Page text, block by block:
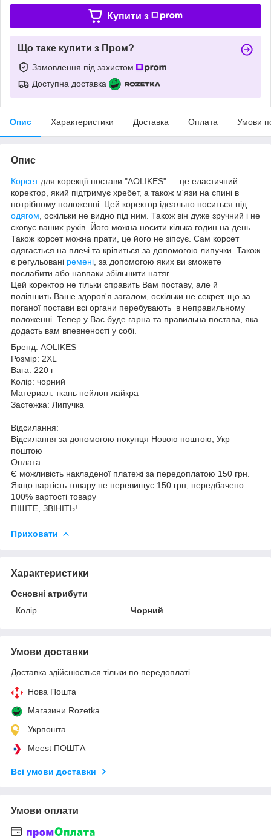
Купити з
Що таке купити з Пром?
Замовлення під захистом
Доступна доставка
Опис Характеристики Доставка Оплата Умови
Опис
Корсетдля корекції постави "AOLIKES" — це еластичний
коректор, який підтримує хребет, а також м'язи на спині в
потрібному положенні. Цей коректор ідеально носиться під
одягом , оскільки не видно під ним. Також він дуже зручний і не
сковує ваших рухів. Його можна носити кілька годин на день.
Також корсет можна прати, це його не зіпсує. Сам корсет
одягається на плечі та кріпиться за допомогою липучки. Також
є регульовані ремені , за допомогою яких ви зможете
послабити або навпаки збільшити натяг.
Цей коректор не тільки справить Вам поставу, але й
поліпшить Ваше здоров'я загалом, оскільки не секрет, що за
поганої постави всі органи перебувають в неправильному
положенні. Тепер у Вас буде гарна та правильна постава, яка
додасть вам впевненості у собі.
Бренд: AOLIKES
Розмір: 2XL
Вага: 220 г
Колір: чорний
Материал: ткань нейлон лайкра
Застежка: Липучка
Відсилання:
Відсилання за допомогою покупця Новою поштою, Укр
поштою
Оплата :
Є можливість накладеної платежі за передоплатою 150 грн.
Якщо вартість товару не перевищує 150 грн, передбачено —
100% вартості товару
ПІШТЕ, ЗВІНІТЬ!
Приховати
Характеристики
Основні атрибути
Колір
Чорний
Умови доставки
Доставка здійснюється тільки по передоплаті.
Нова Пошта
Магазини Rozetka
Укрпошта
Meest ПОШТА
Всі умови доставки
Умови оплати